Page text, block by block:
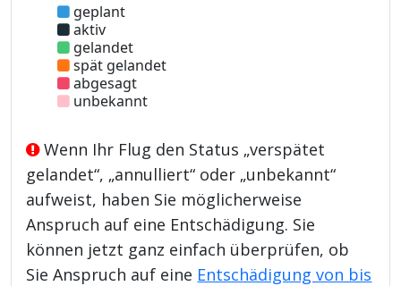
geplant
aktiv
gelandet
spät gelandet
abgesagt
unbekannt
Wenn Ihr Flug den Status „verspätet
gelandet“, „annulliert“ oder „unbekannt“
aufweist, haben Sie möglicherweise
Anspruch auf eine Entschädigung. Sie
können jetzt ganz einfach überprüfen, ob
Sie Anspruch auf eine Entschädigung von bis